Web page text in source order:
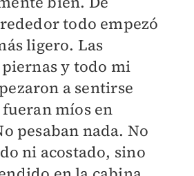
todo empezó
ligero. Las
y todo mi
a sentirse
míos en
pesaban nada. No
ni acostado, sino